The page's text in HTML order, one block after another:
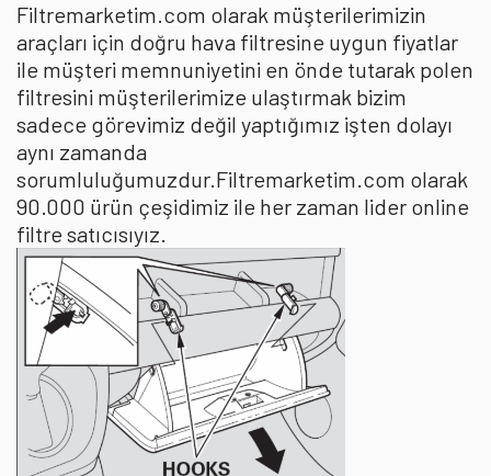
Filtremarketim.com olarak müşterilerimizin
araçları için doğru hava filtresine uygun fiyatlar
ile müşteri memnuniyetini en önde tutarak polen
filtresini müşterilerimize ulaştırmak bizim
sadece görevimiz değil yaptığımız işten dolayı
aynı zamanda
sorumluluğumuzdur.Filtremarketim.com olarak
90.000 ürün çeşidimiz ile her zaman lider online
filtre satıcısıyız.